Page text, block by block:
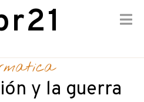
y la guerra